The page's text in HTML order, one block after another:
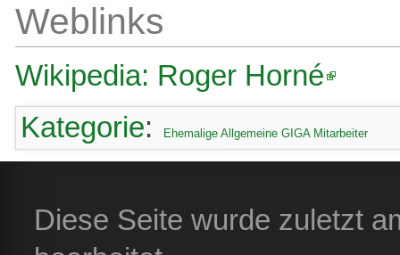
Weblinks
Wikipedia: Roger Horné
Kategorie: Ehemalige Allgemeine GIGA Mitarbeiter
Diese Seite wurde zuletzt